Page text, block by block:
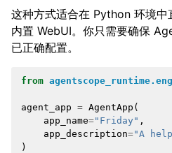
这种方式适合在 Python 环境
内置 WebUI。你只需要确保
已正确配置。
from
agent_app = AgentApp (
app_name="Friday" ,
app_description="A
)